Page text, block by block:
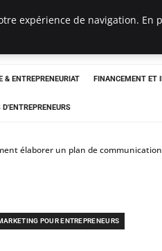
& ENTREPRENEURIAT FINANCEMENT ET
élaborer un plan de
POUR ENTREPRENEURS
expérience de navigation.